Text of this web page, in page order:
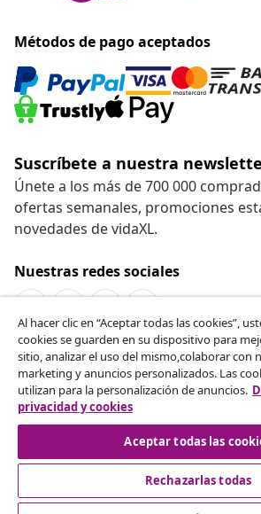
Métodos de pago aceptados
Suscríbete a nuestra
Únete a los más de 700 000
ofertas semanales, promociones
novedades de vidaXL.
Nuestras redes sociales
Desistir del contrato
Solicita la cancelación de tu pedido.
Desistir del
Servicio al Cliente
Al hacer clic en “Aceptar todas las cookies”,
cookies se guarden en su dispositivo para
sitio, analizar el uso del mismo,colaborar con
marketing y anuncios personalizados. Las
utilizan para la personalización de anuncios.
privacidad y cookies
Aceptar todas las
Rechazarlas todas